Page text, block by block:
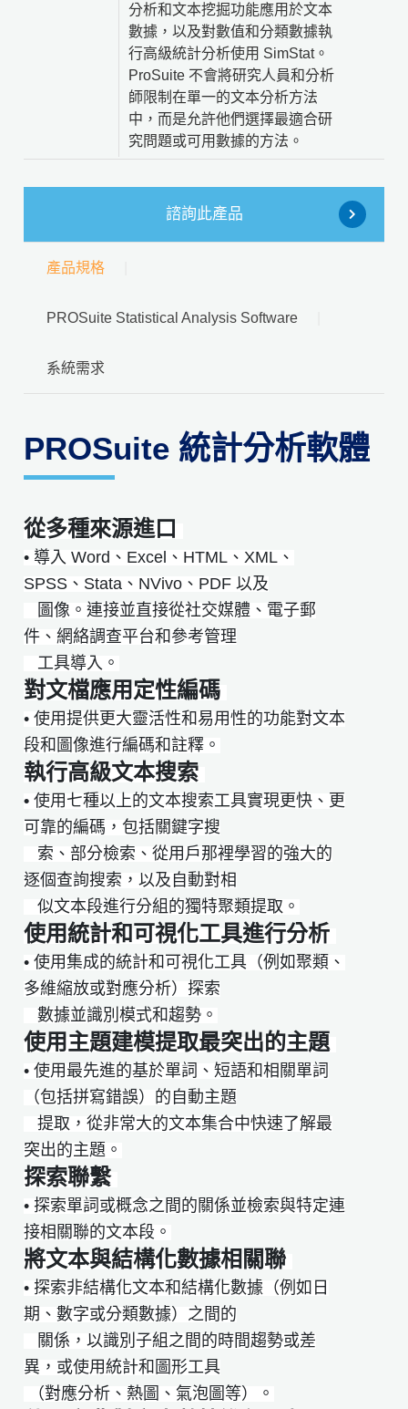
分析和文本挖掘功能應用於文本
數據，以及對數值和分類數據執
行高級統計分析使用 SimStat。
ProSuite 不會將研究人員和分析
師限制在單一的文本分析方法
中，而是允許他們選擇最適合研
究問題或可用數據的方法。
諮詢此產品
產品規格
PROSuite Statistical Analysis Software
系統需求
PROSuite 統計分析軟體
從多種來源進口
• 導入 Word、Excel、HTML、XML、
SPSS、Stata、NVivo、PDF 以及
​ ​​​​​​圖像。連接並直接從社交媒體、電子郵
件、網絡調查平台和參考管理
工具導入。
對文檔應用定性編碼
• 使用提供更大靈活性和易用性的功能對文本
段和圖像進行編碼和註釋。
執行高級文本搜索
•使用七種以上的文本搜索工具實現更快、更
可靠的編碼，包括關鍵字搜
​ ​​​​​​索、部分檢索、從用戶那裡學習的強大的
逐個查詢搜索，以及自動對相
​​ ​​​​​似文本段進行分組的獨特聚類提取。
使用統計和可視化工具進行分析
• 使用集成的統計和可視化工具（例如聚類、
多維縮放或對應分析）探索
數據並識別模式和趨勢。
使用主題建模提取最突出的主題
• 使用最先進的基於單詞、短語和相關單詞
（包括拼寫錯誤）的自動主題
​​​ ​​​​提取，從非常大的文本集合中快速了解最
突出的主題。
探索聯繫
• 探索單詞或概念之間的關係並檢索與特定連
接相關聯的文本段。
將文本與結構化數據相關聯
• 探索非結構化文本和結構化數據（例如日
期、數字或分類數據）之間的
​ ​​​​​​關係，以識別子組之間的時間趨勢或差
異，或使用統計和圖形工具
（對應分析、熱圖、氣泡圖等）。